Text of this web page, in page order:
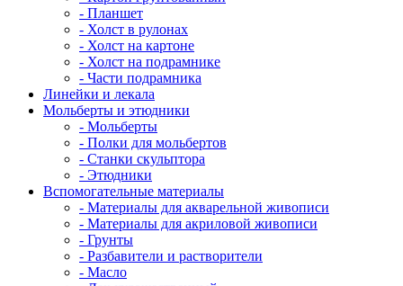
- Планшет
- Холст в рулонах
- Холст на картоне
- Холст на подрамнике
- Части подрамника
Линейки и лекала
Мольберты и этюдники
- Мольберты
- Полки для мольбертов
- Станки скульптора
- Этюдники
Вспомогательные материалы
- Материалы для акварельной живописи
- Материалы для акриловой живописи
- Грунты
- Разбавители и растворители
- Масло